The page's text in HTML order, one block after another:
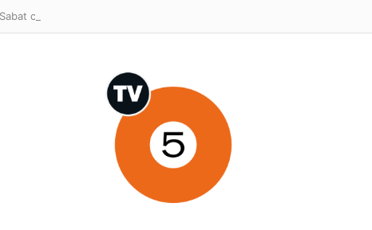
celebra ampliación del subsidio hipotecario con viviendas de hasta